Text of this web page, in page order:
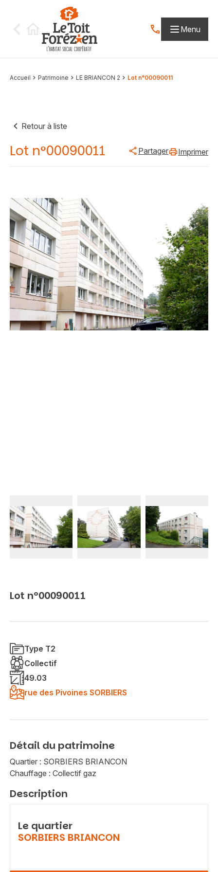
Contactez-nous
Menu
Accueil Patrimoine LE BRIANCON 2 Lot n°00090011
Retour à liste
Lot n°00090011 Partager Imprimer
Lot n°00090011
Type T2
Collectif
49.03
rue des Pivoines SORBIERS
Détail du patrimoine
Quartier : SORBIERS BRIANCON
Chauffage : Collectif gaz
Description
Le quartier
SORBIERS BRIANCON